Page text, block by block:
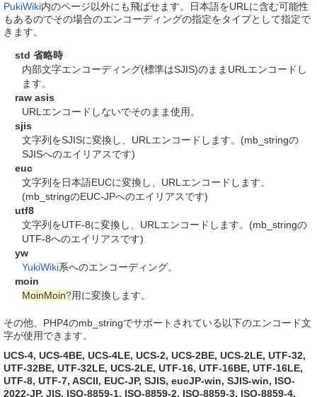
PukiWiki内のページ以外にも飛ばせます。日本語をURLに含む可能性
もあるのでその場合のエンコーディングの指定をタイプとして指定で
きます。
std 省略時
内部文字エンコーディング(標準はSJIS)のままURLエンコードし
ます。
raw asis
URLエンコードしないでそのまま使用。
sjis
文字列をSJISに変換し、URLエンコードします。(mb_stringの
SJISへのエイリアスです)
euc
文字列を日本語EUCに変換し、URLエンコードします。
(mb_stringのEUC-JPへのエイリアスです)
utf8
文字列をUTF-8に変換し、URLエンコードします。(mb_stringの
UTF-8へのエイリアスです)
yw
YukiWiki系へのエンコーディング。
moin
MoinMoin?用に変換します。
その他、PHP4のmb_stringでサポートされている以下のエンコード文
字が使用できます。
UCS-4, UCS-4BE, UCS-4LE, UCS-2, UCS-2BE, UCS-2LE, UTF-32,
UTF-32BE, UTF-32LE, UCS-2LE, UTF-16, UTF-16BE, UTF-16LE,
UTF-8, UTF-7, ASCII, EUC-JP, SJIS, eucJP-win, SJIS-win, ISO-
2022-JP, JIS, ISO-8859-1, ISO-8859-2, ISO-8859-3, ISO-8859-4,